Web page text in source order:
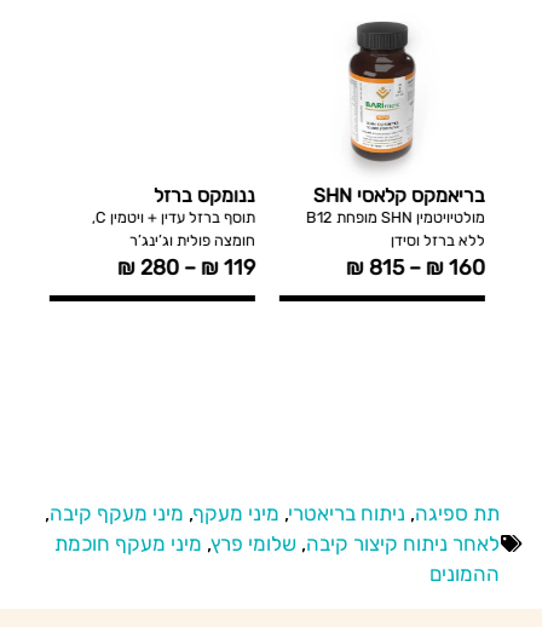
בריאמקס קלאסי SHN
מולטיויטמין SHN מופחת B12
ללא ברזל וסידן
₪160
–
₪815
ננומקס ברזל
תוסף ברזל עדין + ויטמין C,
חומצה פולית וג’ינג’ר
₪119
–
₪280
תת ספיגה, ניתוח בריאטרי, מיני מעקף, מיני מעקף קיבה,
לאחר ניתוח קיצור קיבה, שלומי פרץ, מיני מעקף חוכמת
ההמונים